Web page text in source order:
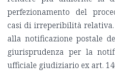
perfezionamento del
casi di irreperibilità relativa.
alla notificazione postale
giurisprudenza per la
ufficiale giudiziario ex art.